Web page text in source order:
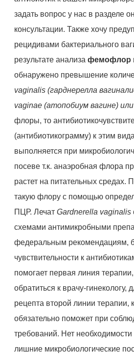
задать вопрос у нас в разделе
консультации. Также хочу
рецидивами бактериального
результате анализафемофлор
обнаружено превышение
vaginalis (гарднерелла
vaginae (атопобиум вагине)
флоры, то
(антибиотикограмму) к этим
выполняется при
посеве т.к. анаэробная флора
растет на питательных средах.
такую флору с помощью
ПЦР. ЛечатGardnerella vaginalis
схемами антимикробными
федеральным рекомендациям,
чувствительности к
помогает первая линия
обратиться к врачу-гинекологу,
рецепта второй линии терапии,
обязательно поможет при
требований. Нет необходимости
лишние микробиологические